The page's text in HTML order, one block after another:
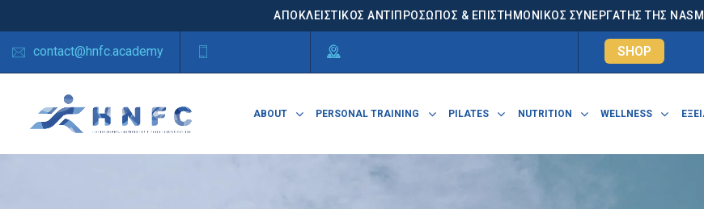
ΑΠΟΚΛΕΙΣΤΙΚΟΣ ΑΝΤΙΠΡΟΣΩΠΟΣ & ΕΠΙΣΤΗΜΟΝΙΚΟΣ ΣΥΝΕΡΓΑΤΗΣ ΤΗΣ NASM
contact@hnfc.academy SHOP
ABOUT PERSONAL TRAINING PILATES NUTRITION WELLNESS